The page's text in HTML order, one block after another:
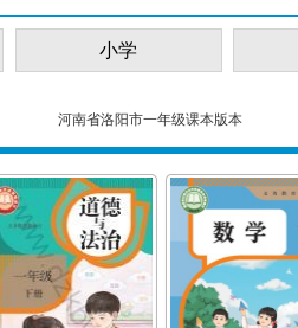
小学
河南省洛阳市一年级课本版本